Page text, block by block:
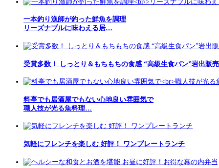
一本釣り漁師が釣った鮮魚を調理
リーズナブルに味わえる居…
受賞多数！ しっとり＆もちもちの食感 “高級生食パン”岩出販
料亭でも居酒屋でもない心地良い雰囲気で
職人技が光る魚料理…
気軽にフレンチを楽しむ 好評！ ワンプレートランチ